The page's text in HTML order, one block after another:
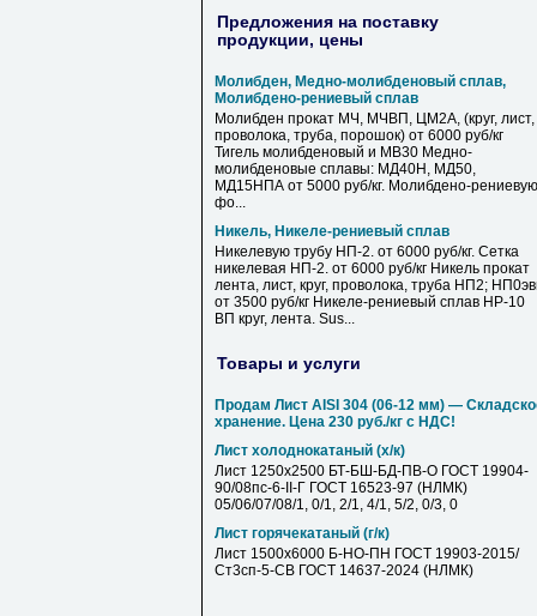
Предложения на поставку
продукции, цены
Молибден, Медно-молибденовый сплав,
Молибдено-рениевый сплав
Молибден прокат МЧ, МЧВП, ЦМ2А, (круг, лист,
проволока, труба, порошок) от 6000 руб/кг
Тигель молибденовый и МВ30 Медно-
молибденовые сплавы: МД40Н, МД50,
МД15НПА от 5000 руб/кг. Молибдено-рениевую
фо...
Никель, Никеле-рениевый сплав
Никелевую трубу НП-2. от 6000 руб/кг. Сетка
никелевая НП-2. от 6000 руб/кг Никель прокат
лента, лист, круг, проволока, труба НП2;
от 3500 руб/кг Никеле-рениевый сплав НР-10
ВП круг, лента. Sus...
Товары и услуги
Продам Лист AISI 304 (06-12 мм) —
хранение. Цена 230 руб./кг с НДС!
Лист холоднокатаный (х/к)
Лист 1250х2500 БТ-БШ-БД-ПВ-О ГОСТ 19904-
90/08пс-6-II-Г ГОСТ 16523-97 (НЛМК)
05/06/07/08/1, 0/1, 2/1, 4/1, 5/2, 0/3, 0
Лист горячекатаный (г/к)
Лист 1500х6000 Б-НО-ПН ГОСТ 19903-2015/
Ст3сп-5-СВ ГОСТ 14637-2024 (НЛМК)